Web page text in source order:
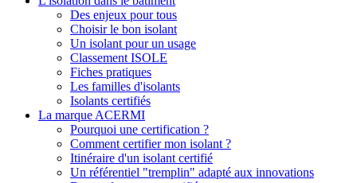
Des enjeux pour tous
Choisir le bon isolant
Un isolant pour un usage
Classement ISOLE
Fiches pratiques
Les familles d'isolants
Isolants certifiés
La marque ACERMI
Pourquoi une certification ?
Comment certifier mon isolant ?
Itinéraire d'un isolant certifié
Un référentiel "tremplin" adapté aux innovations